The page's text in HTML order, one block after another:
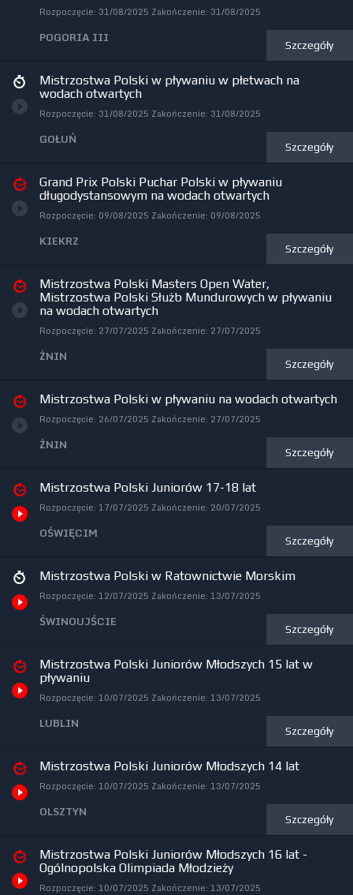
Rozpoczęcie: 31/08/2025 Zakończenie: 31/08/2025
POGORIA III Szczegóły
Mistrzostwa Polski w pływaniu w płetwach na
wodach otwartych
Rozpoczęcie: 31/08/2025 Zakończenie: 31/08/2025
GOŁUŃ Szczegóły
Grand Prix Polski Puchar Polski w pływaniu
długodystansowym na wodach otwartych
Rozpoczęcie: 09/08/2025 Zakończenie: 09/08/2025
KIEKRZ Szczegóły
Mistrzostwa Polski Masters Open Water,
Mistrzostwa Polski Służb Mundurowych w pływaniu
na wodach otwartych
Rozpoczęcie: 27/07/2025 Zakończenie: 27/07/2025
ŻNIN Szczegóły
Mistrzostwa Polski w pływaniu na wodach otwartych
Rozpoczęcie: 26/07/2025 Zakończenie: 27/07/2025
ŻNIN Szczegóły
Mistrzostwa Polski Juniorów 17-18 lat
Rozpoczęcie: 17/07/2025 Zakończenie: 20/07/2025
OŚWIĘCIM Szczegóły
Mistrzostwa Polski w Ratownictwie Morskim
Rozpoczęcie: 12/07/2025 Zakończenie: 13/07/2025
ŚWINOUJŚCIE Szczegóły
Mistrzostwa Polski Juniorów Młodszych 15 lat w
pływaniu
Rozpoczęcie: 10/07/2025 Zakończenie: 13/07/2025
LUBLIN Szczegóły
Mistrzostwa Polski Juniorów Młodszych 14 lat
Rozpoczęcie: 10/07/2025 Zakończenie: 13/07/2025
OLSZTYN Szczegóły
Mistrzostwa Polski Juniorów Młodszych 16 lat -
Ogólnopolska Olimpiada Młodzieży
Rozpoczęcie: 10/07/2025 Zakończenie: 13/07/2025